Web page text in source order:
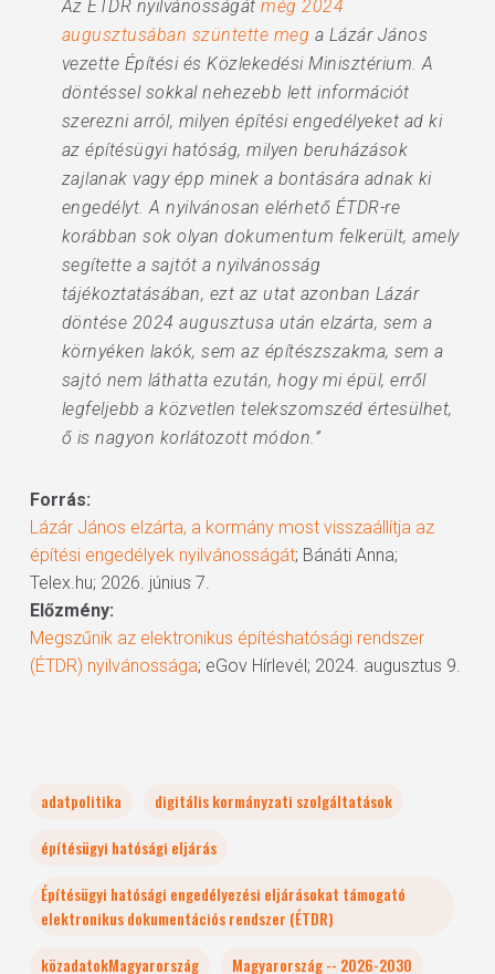
Az ÉTDR nyilvánosságátmég 2024
augusztusában szüntette meg a Lázár János
vezette Építési és Közlekedési Minisztérium. A
döntéssel sokkal nehezebb lett információt
szerezni arról, milyen építési engedélyeket ad ki
az építésügyi hatóság, milyen beruházások
zajlanak vagy épp minek a bontására adnak ki
engedélyt. A nyilvánosan elérhető ÉTDR-re
korábban sok olyan dokumentum felkerült, amely
segítette a sajtót a nyilvánosság
tájékoztatásában, ezt az utat azonban Lázár
döntése 2024 augusztusa után elzárta, sem a
környéken lakók, sem az építészszakma, sem a
sajtó nem láthatta ezután, hogy mi épül, erről
legfeljebb a közvetlen telekszomszéd értesülhet,
ő is nagyon korlátozott módon.”
Forrás:
Lázár János elzárta, a kormány most visszaállítja az
építési engedélyek nyilvánosságát; Bánáti Anna;
Telex.hu; 2026. június 7.
Előzmény:
Megszűnik az elektronikus építéshatósági rendszer
(ÉTDR) nyilvánossága; eGov Hírlevél; 2024. augusztus 9.
adatpolitika
digitális kormányzati szolgáltatások
építésügyi hatósági eljárás
Építésügyi hatósági engedélyezési eljárásokat támogató
elektronikus dokumentációs rendszer (ÉTDR)
közadatokMagyarország
Magyarország -- 2026-2030